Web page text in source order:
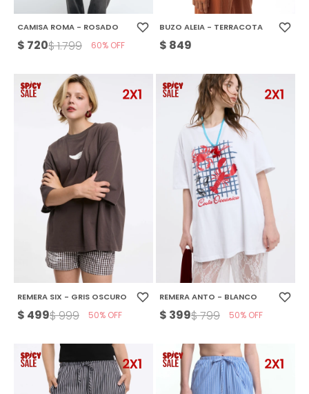
CAMISA ROMA - ROSADO
$ 720$1.799 60
BUZO ALEIA - TERRACOTA
$ 849
REMERA SIX - GRIS OSCURO
$ 499$999 50
REMERA ANTO - BLANCO
$ 399$799 50